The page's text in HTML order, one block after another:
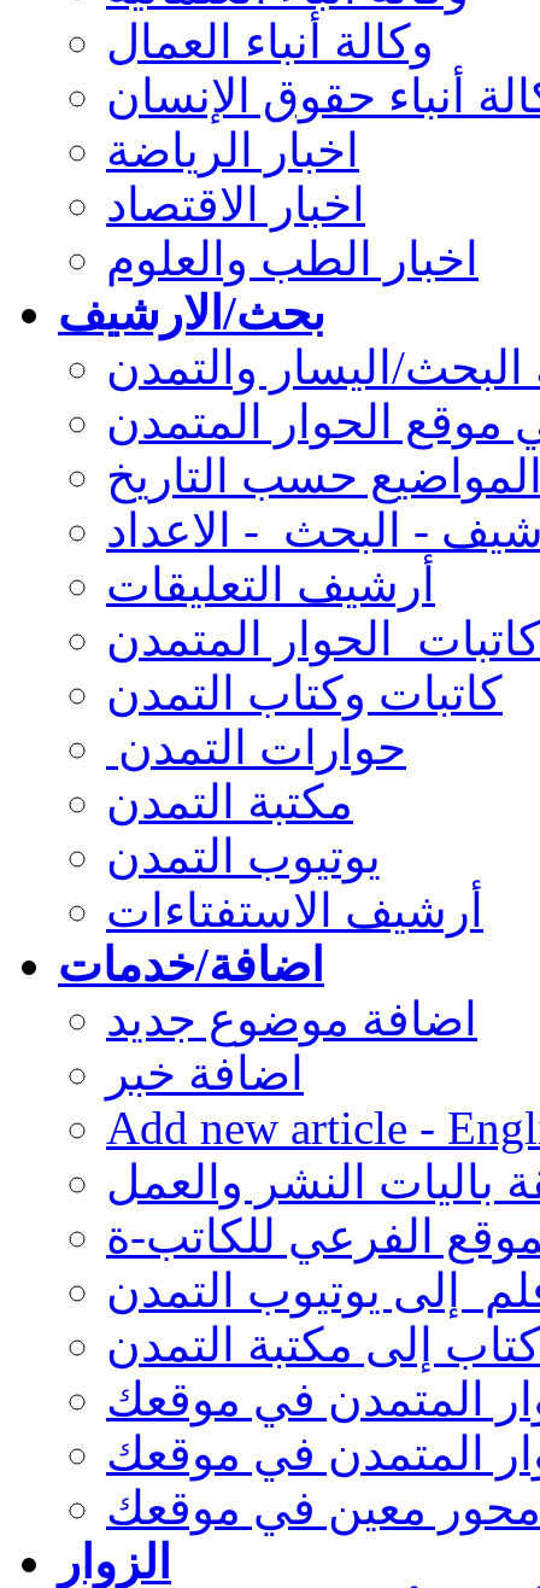
وكالة أنباء العمال
أنباء حقوق الإنسان
اخبار الرياضة
اخبار الاقتصاد
اخبار الطب والعلوم
بحث/الارشيف
اليسار والتمدن
الحوار المتمدن
حسب التاريخ
- البحث - الاعداد
أرشيف التعليقات
الحوار المتمدن
كاتبات وكتاب التمدن
حوارات التمدن
مكتبة التمدن
يوتيوب التمدن
أرشيف الاستفتاءات
اضافة/خدمات
اضافة موضوع جديد
اضافة خبر
Add new article -
باليات النشر والعمل
الفرعي للكاتب-ة
إلى يوتيوب التمدن
إلى مكتبة التمدن
المتمدن في موقعك
المتمدن في موقعك
معين في موقعك
الزوار